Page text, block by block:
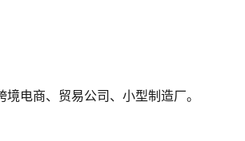
电商、贸易公司、小型制造厂。